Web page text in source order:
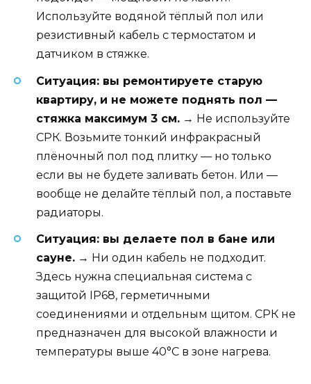
Используйте водяной тёплый пол или
резистивный кабель с термостатом и
датчиком в стяжке.
Ситуация: вы ремонтируете старую
квартиру, и не можете поднять пол —
стяжка максимум 3 см. → Не используйте
СРК. Возьмите тонкий инфракрасный
плёночный пол под плитку — но только
если вы не будете заливать бетон. Или —
вообще не делайте тёплый пол, а поставьте
радиаторы.
Ситуация: вы делаете пол в бане или
сауне. → Ни один кабель не подходит.
Здесь нужна специальная система с
защитой IP68, герметичными
соединениями и отдельным щитом. СРК не
предназначен для высокой влажности и
температуры выше 40°C в зоне нагрева.